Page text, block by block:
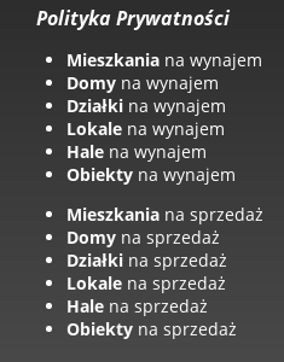
Polityka Prywatności
Mieszkania na wynajem
Domy na wynajem
Działki na wynajem
Lokale na wynajem
Hale na wynajem
Obiekty na wynajem
Mieszkania na sprzedaż
Domy na sprzedaż
Działki na sprzedaż
Lokale na sprzedaż
Hale na sprzedaż
Obiekty na sprzedaż